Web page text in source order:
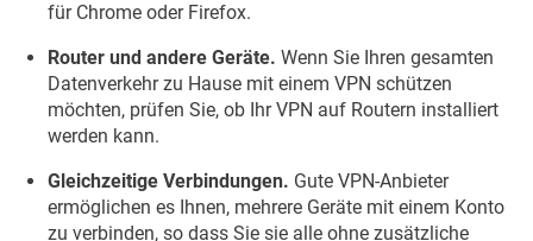
für Chrome oder Firefox.
Router und andere Geräte. Wenn Sie Ihren gesamten
Datenverkehr zu Hause mit einem VPN schützen
möchten, prüfen Sie, ob Ihr VPN auf Routern installiert
werden kann.
Gleichzeitige Verbindungen. Gute VPN-Anbieter
ermöglichen es Ihnen, mehrere Geräte mit einem Konto
zu verbinden, so dass Sie sie alle ohne zusätzliche